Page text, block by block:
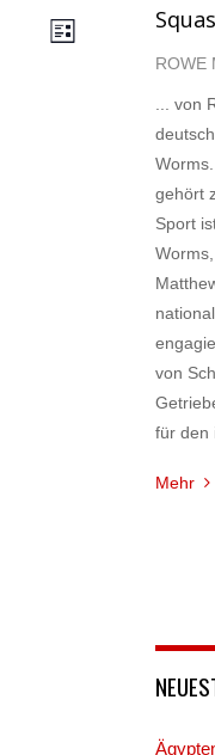
Ansichten-
Ansichten-
Navigation
L
ROWE
... von
gehört
Sport
von
für den
Mehr